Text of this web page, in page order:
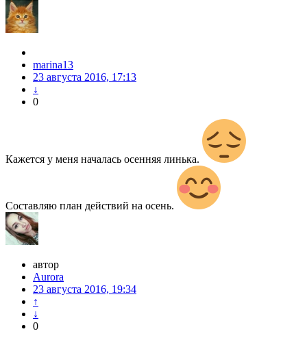
marina13
23 августа 2016, 17:13
↓
0
Кажется у меня началась осенняя линька.
Составляю план действий на осень.
автор
Aurora
23 августа 2016, 19:34
↑
↓
0